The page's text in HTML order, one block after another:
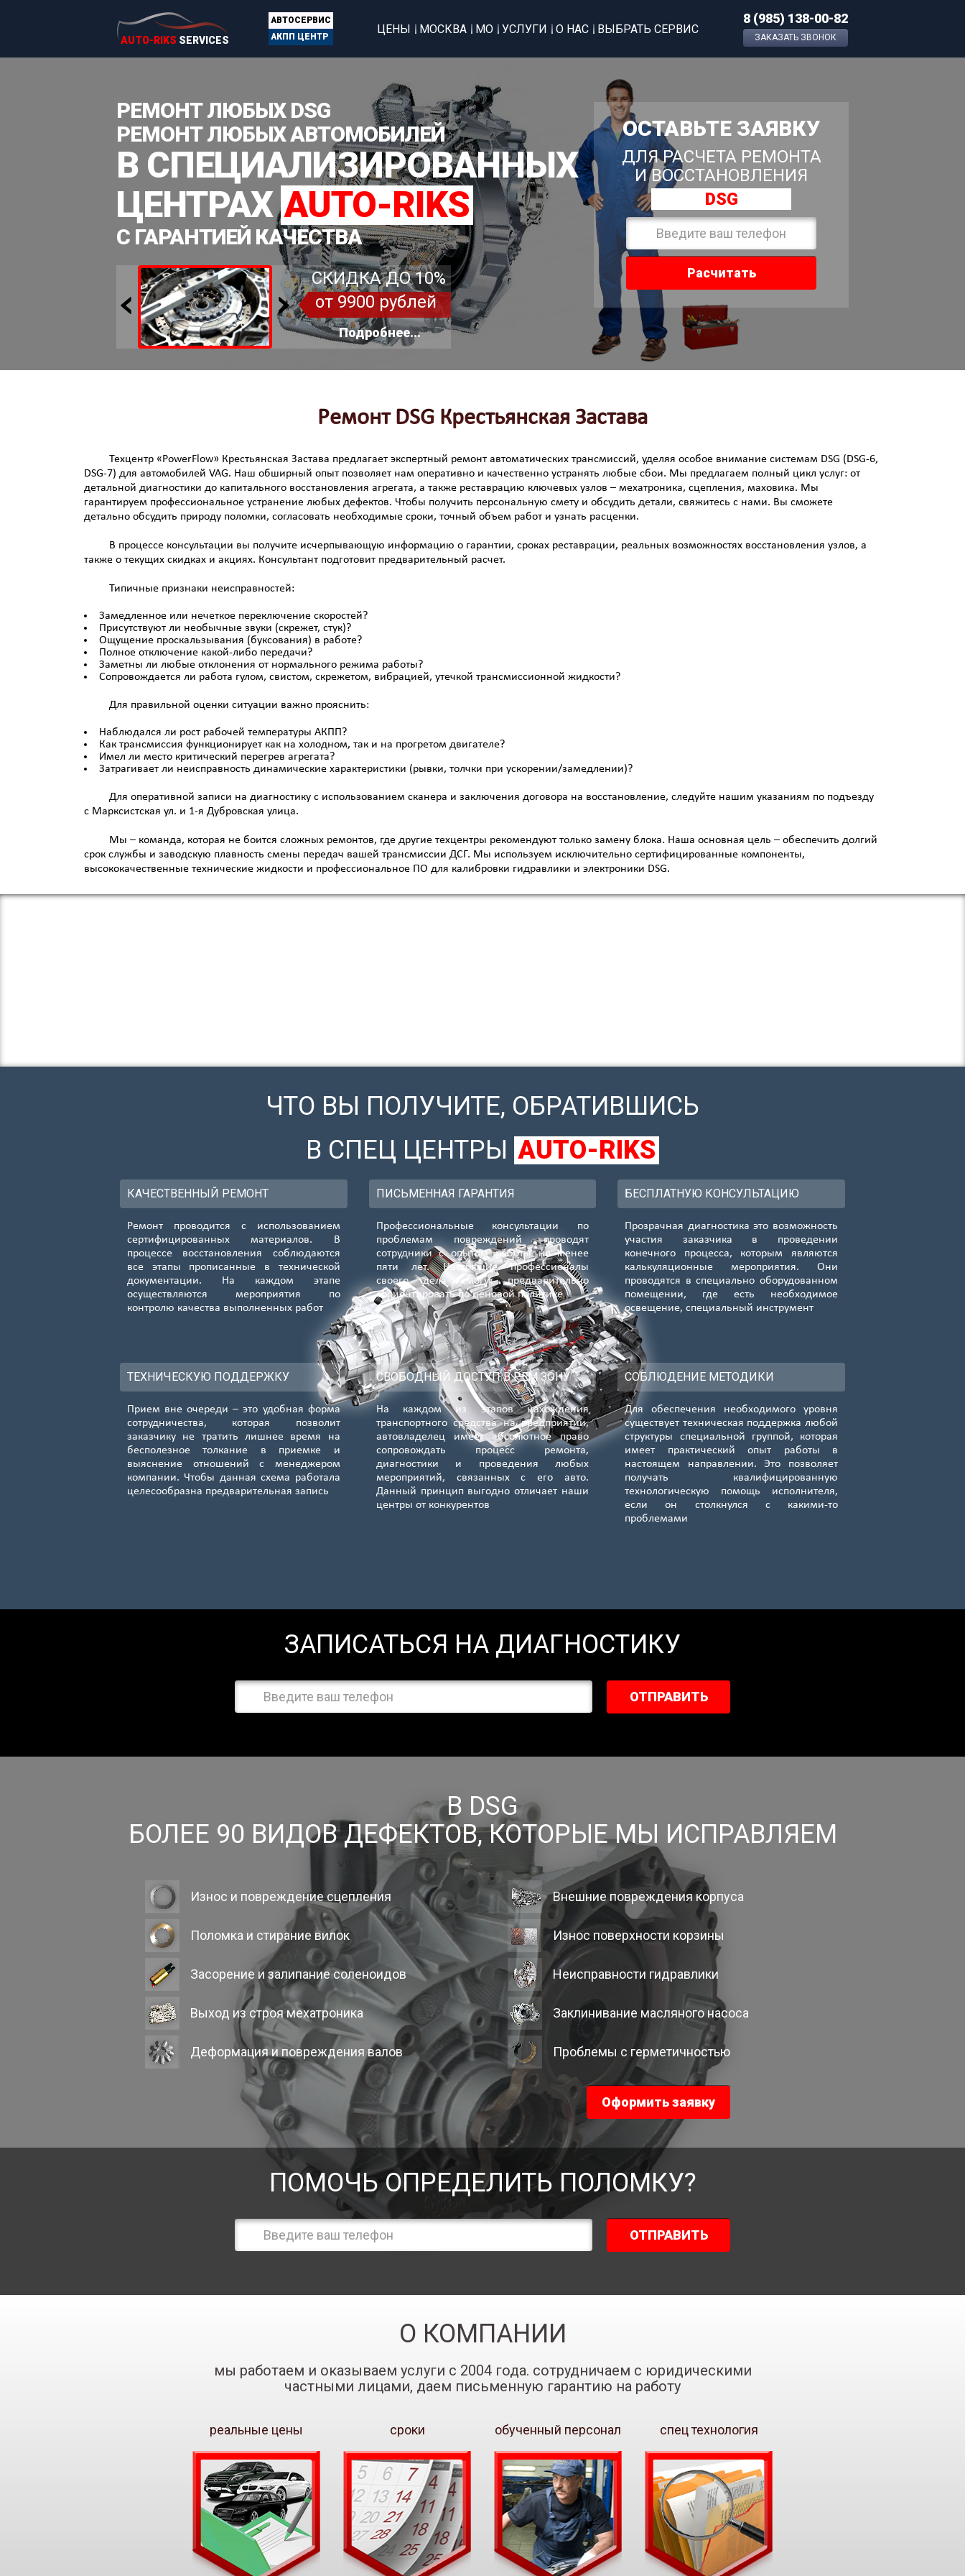
AUTO-RIKS SERVICES
АВТОСЕРВИС
АКПП ЦЕНТР
ЦЕНЫ МОСКВА МО УСЛУГИ О НАС ВЫБРАТЬ СЕРВИС
8 (985) 138-00-82
ЗАКАЗАТЬ ЗВОНОК
РЕМОНТ ЛЮБЫХ DSG
РЕМОНТ ЛЮБЫХ АВТОМОБИЛЕЙ
В СПЕЦИАЛИЗИРОВАННЫХ
ЦЕНТРАХAUTO-RIKS
С ГАРАНТИЕЙ КАЧЕСТВА
СКИДКА ДО 10%
от 9900 рублей
Подробнее...
ОСТАВЬТЕ ЗАЯВКУ
ДЛЯ РАСЧЕТА РЕМОНТА
И ВОССТАНОВЛЕНИЯ
DSG
Расчитать
Ремонт DSG Крестьянская Застава
Техцентр «PowerFlow» Крестьянская Застава предлагает экспертный ремонт автоматических трансмиссий, уделяя особое внимание системам DSG (DSG-6,
DSG-7) для автомобилей VAG. Наш обширный опыт позволяет нам оперативно и качественно устранять любые сбои. Мы предлагаем полный цикл услуг: от
детальной диагностики до капитального восстановления агрегата, а также реставрацию ключевых узлов – мехатроника, сцепления, маховика. Мы
гарантируем профессиональное устранение любых дефектов. Чтобы получить персональную смету и обсудить детали, свяжитесь с нами. Вы сможете
детально обсудить природу поломки, согласовать необходимые сроки, точный объем работ и узнать расценки.
В процессе консультации вы получите исчерпывающую информацию о гарантии, сроках реставрации, реальных возможностях восстановления узлов, а
также о текущих скидках и акциях. Консультант подготовит предварительный расчет.
Типичные признаки неисправностей:
Замедленное или нечеткое переключение скоростей?
Присутствуют ли необычные звуки (скрежет, стук)?
Ощущение проскальзывания (буксования) в работе?
Полное отключение какой-либо передачи?
Заметны ли любые отклонения от нормального режима работы?
Сопровождается ли работа гулом, свистом, скрежетом, вибрацией, утечкой трансмиссионной жидкости?
Для правильной оценки ситуации важно прояснить:
Наблюдался ли рост рабочей температуры АКПП?
Как трансмиссия функционирует как на холодном, так и на прогретом двигателе?
Имел ли место критический перегрев агрегата?
Затрагивает ли неисправность динамические характеристики (рывки, толчки при ускорении/замедлении)?
Для оперативной записи на диагностику с использованием сканера и заключения договора на восстановление, следуйте нашим указаниям по подъезду
с Марксистская ул. и 1-я Дубровская улица.
Мы – команда, которая не боится сложных ремонтов, где другие техцентры рекомендуют только замену блока. Наша основная цель – обеспечить долгий
срок службы и заводскую плавность смены передач вашей трансмиссии ДСГ. Мы используем исключительно сертифицированные компоненты,
высококачественные технические жидкости и профессиональное ПО для калибровки гидравлики и электроники DSG.
ЧТО ВЫ ПОЛУЧИТЕ, ОБРАТИВШИСЬ
В СПЕЦ ЦЕНТРЫ AUTO-RIKS
КАЧЕСТВЕННЫЙ РЕМОНТ
Ремонт проводится с использованием
сертифицированных материалов. В
процессе восстановления соблюдаются
все этапы прописанные в технической
документации. На каждом этапе
осуществляются мероприятия по
контролю качества выполненных работ
ПИСЬМЕННАЯ ГАРАНТИЯ
Профессиональные консультации по
проблемам повреждений проводят
сотрудники с опытом работы не менее
пяти лет. Настоящие профессионалы
своего дела смогут предварительно
сориентировать по ценовой политике
БЕСПЛАТНУЮ КОНСУЛЬТАЦИЮ
Прозрачная диагностика это возможность
участия заказчика в проведении
конечного процесса, которым являются
калькуляционные мероприятия. Они
проводятся в специально оборудованном
помещении, где есть необходимое
освещение, специальный инструмент
ТЕХНИЧЕСКУЮ ПОДДЕРЖКУ
Прием вне очереди – это удобная форма
сотрудничества, которая позволит
заказчику не тратить лишнее время на
бесполезное толкание в приемке и
выяснение отношений с менеджером
компании. Чтобы данная схема работала
целесообразна предварительная запись
СВОБОДНЫЙ ДОСТУП В РЕМ ЗОНУ
На каждом из этапов нахождения
транспортного средства на предприятии,
автовладелец имеет абсолютное право
сопровождать процесс ремонта,
диагностики и проведения любых
мероприятий, связанных с его авто.
Данный принцип выгодно отличает наши
центры от конкурентов
СОБЛЮДЕНИЕ МЕТОДИКИ
Для обеспечения необходимого уровня
существует техническая поддержка любой
структуры специальной группой, которая
имеет практический опыт работы в
настоящем направлении. Это позволяет
получать квалифицированную
технологическую помощь исполнителя,
если он столкнулся с какими-то
проблемами
ЗАПИСАТЬСЯ НА ДИАГНОСТИКУ
ОТПРАВИТЬ
В DSG
БОЛЕЕ 90 ВИДОВ ДЕФЕКТОВ, КОТОРЫЕ МЫ ИСПРАВЛЯЕМ
Износ и повреждение сцепления
Поломка и стирание вилок
Засорение и залипание соленоидов
Выход из строя мехатроника
Деформация и повреждения валов
Внешние повреждения корпуса
Износ поверхности корзины
Неисправности гидравлики
Заклинивание масляного насоса
Проблемы с герметичностью
Оформить заявку
ПОМОЧЬ ОПРЕДЕЛИТЬ ПОЛОМКУ?
ОТПРАВИТЬ
О КОМПАНИИ
мы работаем и оказываем услуги с 2004 года. сотрудничаем с юридическими
частными лицами, даем письменную гарантию на работу
реальные цены сроки обученный персонал спец технология